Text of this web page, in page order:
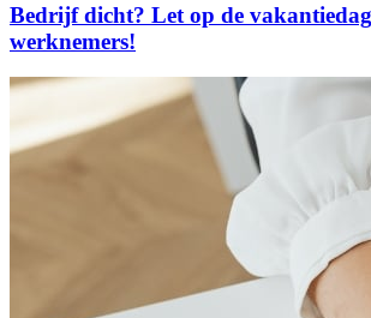
Bedrijf dicht? Let op de
werknemers!